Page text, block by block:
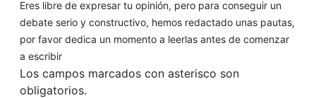
Eres libre de expresar tu opinión, pero para conseguir un
debate serio y constructivo, hemos redactado unas pautas,
por favor dedica un momento a leerlas antes de comenzar
a escribir
Los campos marcados con asterisco son
obligatorios.